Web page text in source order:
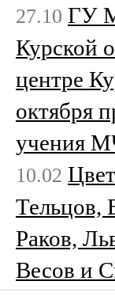
27.10 ГУ
Курской
центре
октября
учения
10.02
Тельцов,
Раков,
Весов и